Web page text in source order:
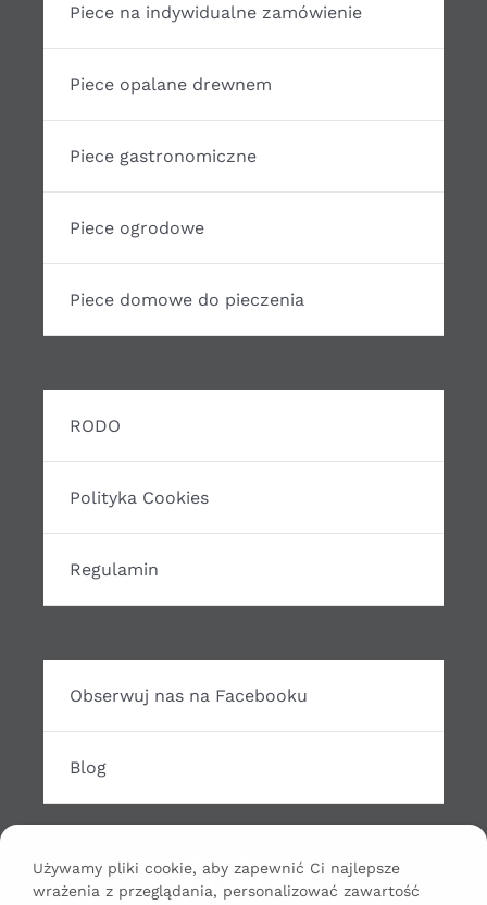
Piece na indywidualne zamówienie
Piece opalane drewnem
Piece gastronomiczne
Piece ogrodowe
Piece domowe do pieczenia
RODO
Polityka Cookies
Regulamin
Obserwuj nas na Facebooku
Blog
Używamy pliki cookie, aby zapewnić Ci najlepsze
wrażenia z przeglądania, personalizować zawartość